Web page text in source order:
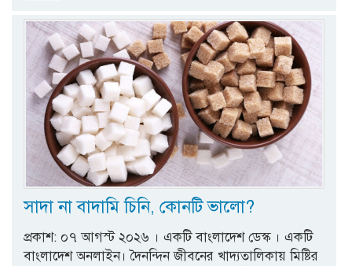
সাদা না বাদামি চিনি, কোনটি ভালো?
প্রকাশ: ০৭ আগস্ট ২০২৬ । একটি বাংলাদেশ ডেস্ক । একটি
বাংলাদেশ অনলাইন। দৈনন্দিন জীবনের খাদ্যতালিকায় মিষ্টির